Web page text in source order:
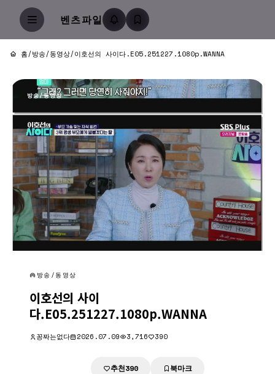
벤츠파일
홈/방송/동영상/이호선의 사이다.E05.251227.1080p.WANNA
방송/동영상
방송/동영상
이호선의 사이
다.E05.251227.1080p.WANNA
꽁짜는없다 2026.07.09 3,716 390
추천390 북마크